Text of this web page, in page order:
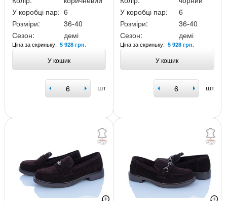
У коробці пар: 6
Розміри:
36-40
Сезон:
демі
Ціна за скриньку: 5 928 грн.
У кошик
шт
У коробці пар:
6
Розміри:
36-40
Сезон:
демі
Ціна за скриньку:5 928 грн.
У кошик
шт